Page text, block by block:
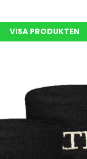
VISA PRODUKTEN